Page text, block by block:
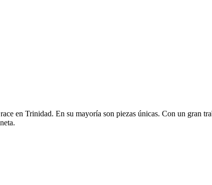
en Trinidad. En su mayoría son piezas únicas. Con un gran